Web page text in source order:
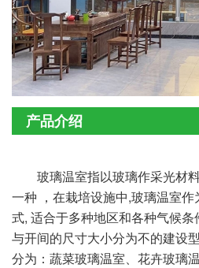
产品介绍
玻璃温室指以玻璃作采光材
一种 ，在栽培设施中,玻璃温室
式, 适合于多种地区和各种气候
与开间的尺寸大小分为不的建设
分为：蔬菜玻璃温室、花卉玻璃